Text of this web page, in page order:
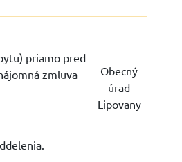
priamo pred
zmluva
Obecný
úrad
Lipovany